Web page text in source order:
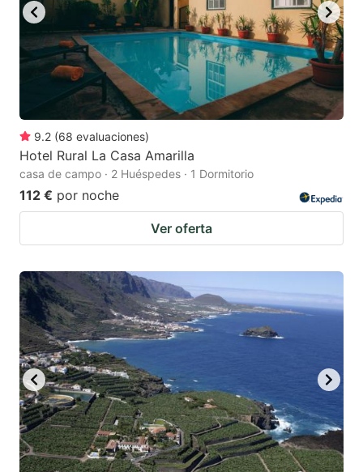
9.2 (68 evaluaciones)
Hotel Rural La Casa Amarilla
casa de campo · 2 Huéspedes · 1 Dormitorio
112 € por noche
Ver oferta